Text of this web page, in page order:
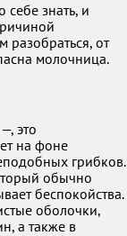
знать, и
разобраться, от
молочница.
это
на фоне
грибков.
обычно
беспокойства.
оболочки,
а также в